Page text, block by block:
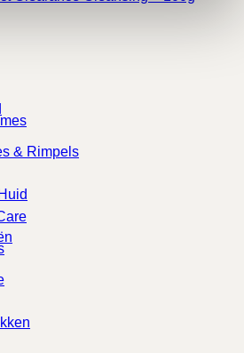
& Rimpels